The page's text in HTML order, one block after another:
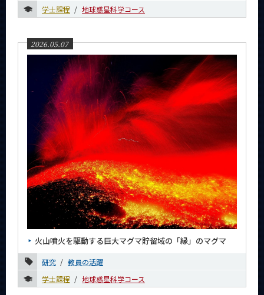
学士課程
地球惑星科学コース
2026.05.07
火山噴火を駆動する巨大マグマ貯留域の「縁」のマグマ
研究
教員の活躍
学士課程
地球惑星科学コース